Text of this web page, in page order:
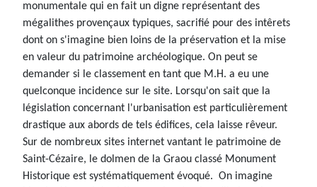
monumentale qui en fait un digne représentant des
mégalithes provençaux typiques, sacrifié pour des intêrets
dont on s'imagine bien loins de la préservation et la mise
en valeur du patrimoine archéologique. On peut se
demander si le classement en tant que M.H. a eu une
quelconque incidence sur le site. Lorsqu'on sait que la
législation concernant l'urbanisation est particulièrement
drastique aux abords de tels édifices, cela laisse rêveur.
Sur de nombreux sites internet vantant le patrimoine de
Saint-Cézaire, le dolmen de la Graou classé Monument
Historique est systématiquement évoqué. On imagine